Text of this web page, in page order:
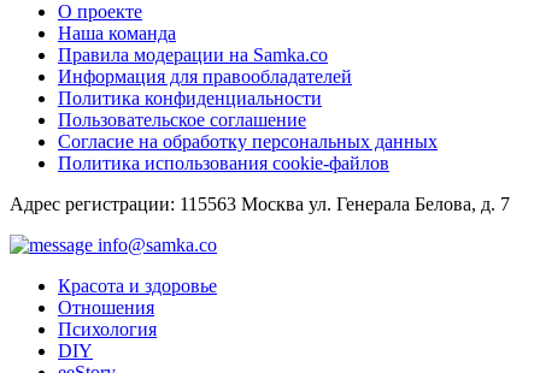
О проекте
Наша команда
Правила модерации на Samka.co
Информация для правообладателей
Политика конфиденциальности
Пользовательское соглашение
Согласие на обработку персональных данных
Политика использования cookie-файлов
Адрес регистрации: 115563 Москва ул. Генерала Белова, д. 7
info@samka.co
Красота и здоровье
Отношения
Психология
DIY